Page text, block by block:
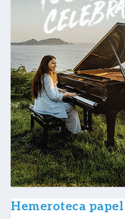
Hemeroteca papel